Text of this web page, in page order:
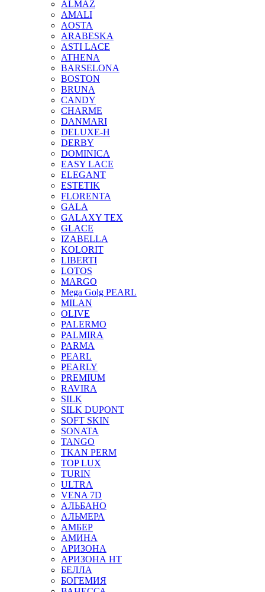
ALMAZ
AMALI
AOSTA
ARABESKA
ASTI LACE
ATHENA
BARSELONA
BOSTON
BRUNA
CANDY
CHARME
DANMARI
DELUXE-H
DERBY
DOMINICA
EASY LACE
ELEGANT
ESTETIK
FLORENTA
GALA
GALAXY TEX
GLACE
IZABELLA
KOLORIT
LIBERTI
LOTOS
MARGO
Mega Golg PEARL
MILAN
OLIVE
PALERMO
PALMIRA
PARMA
PEARL
PEARLY
PREMIUM
RAVIRA
SILK
SILK DUPONT
SOFT SKIN
SONATA
TANGO
TKAN PERM
TOP LUX
TURIN
ULTRA
VENA 7D
АЛЬБАНО
АЛЬМЕРА
АМБЕР
АМИНА
АРИЗОНА
АРИЗОНА НТ
БЕЛЛА
БОГЕМИЯ